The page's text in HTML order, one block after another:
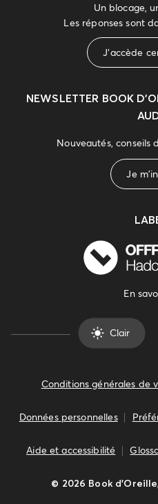
Un blocage,
Les réponses sont
J'accède
NEWSLETTER BOOK
Nouveautés, conseils
Je
En
Clair
Conditions générales de
Données personnelles
Aide et accessibilité
© 2026 Book